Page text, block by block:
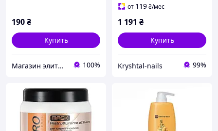
190₴
Купить
Магазин элитной парфюмерии и косметики "Престиж" 100%
от 119₴/мес
1 191 ₴
Купить
Kryshtal-nails 99%